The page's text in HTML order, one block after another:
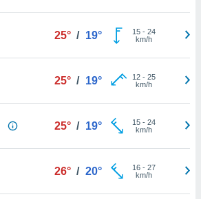
25° / 19° 15- 24
km/h
25° / 19° 12- 25
km/h
25° / 19° 15- 24
km/h
26° / 20° 16- 27
km/h